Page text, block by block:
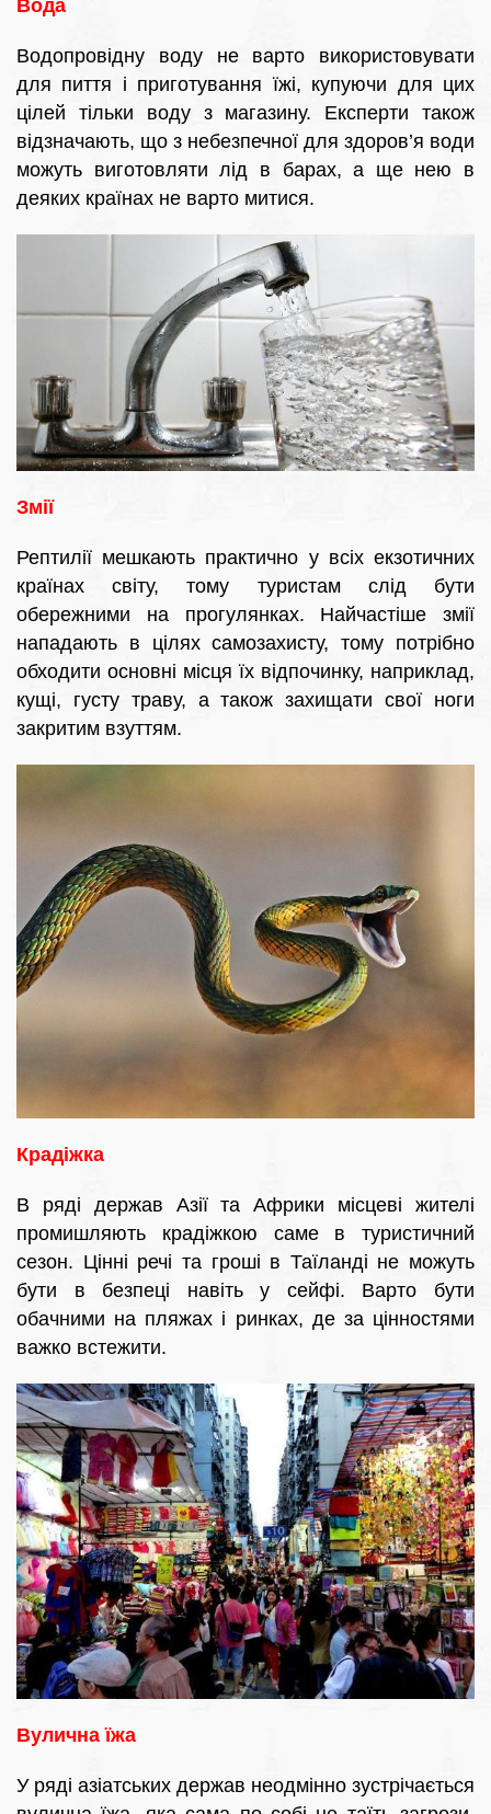
Вода
Водопровідну воду не варто використовувати
для пиття і приготування їжі, купуючи для цих
цілей тільки воду з магазину. Експерти також
відзначають, що з небезпечної для здоров’я води
можуть виготовляти лід в барах, а ще нею в
деяких країнах не варто митися.
Змії
Рептилії мешкають практично у всіх екзотичних
країнах світу, тому туристам слід бути
обережними на прогулянках. Найчастіше змії
нападають в цілях самозахисту, тому потрібно
обходити основні місця їх відпочинку, наприклад,
кущі, густу траву, а також захищати свої ноги
закритим взуттям.
Крадіжка
В ряді держав Азії та Африки місцеві жителі
промишляють крадіжкою саме в туристичний
сезон. Цінні речі та гроші в Таїланді не можуть
бути в безпеці навіть у сейфі. Варто бути
обачними на пляжах і ринках, де за цінностями
важко встежити.
Вулична їжа
У ряді азіатських держав неодмінно зустрічається